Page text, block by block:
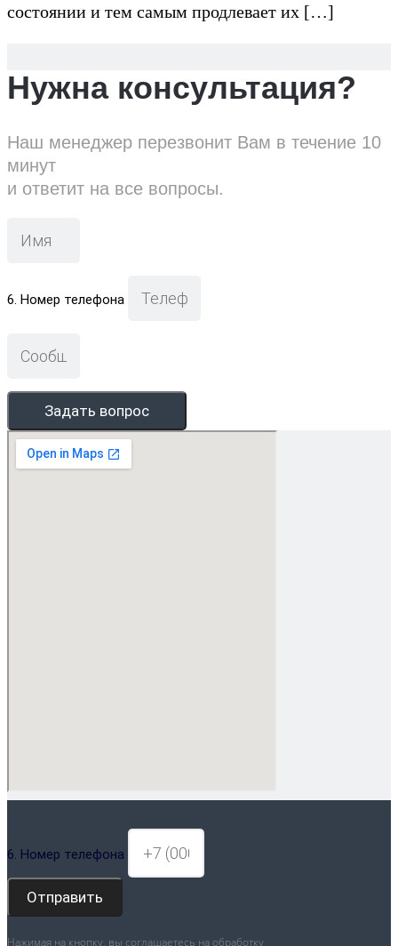
состоянии и тем самым продлевает их […]
Нужна консультация?
Наш менеджер перезвонит Вам в течение 10
минут
и ответит на все вопросы.
6. Номер телефона
Задать вопрос
6. Номер телефона
Отправить
Нажимая на кнопку, вы соглашаетесь на обработку